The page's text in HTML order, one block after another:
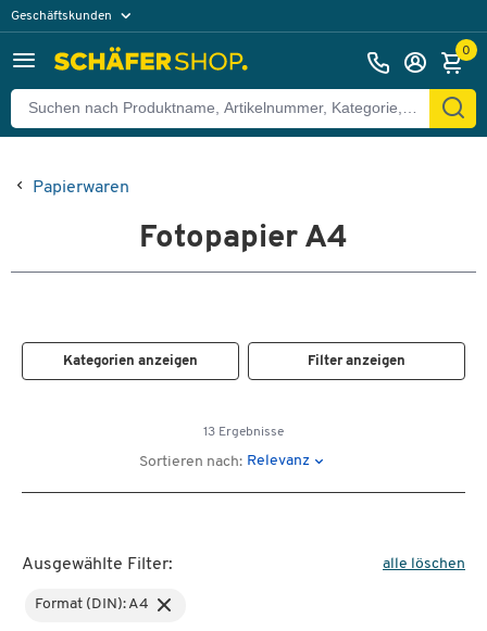
Geschäftskunden
0
Papierwaren
Fotopapier A4
Kategorien anzeigen Filter anzeigen
13 Ergebnisse
Sortieren nach: Relevanz
Ausgewählte Filter: alle löschen
Format (DIN): A4